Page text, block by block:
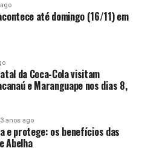
até domingo (16/11) em
da Coca-Cola visitam
e Maranguape nos dias 8,
3 anos ago
e protege: os benefícios das
Abelha